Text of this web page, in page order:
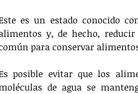
es un estado conocido
y, de hecho,
para conservar
posible evitar que los
de agua se